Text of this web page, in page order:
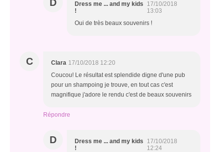
D
Dress me ... and my kids
!
17/10/2018
13:03
Oui de très beaux souvenirs !
C Clara 17/10/2018 12:20
Coucou! Le résultat est splendide digne d'une pub
pour un shampoing je trouve, en tout cas c'est
magnifique j'adore le rendu c'est de beaux souvenirs
Répondre
D
Dress me ... and my kids
!
17/10/2018
12:24